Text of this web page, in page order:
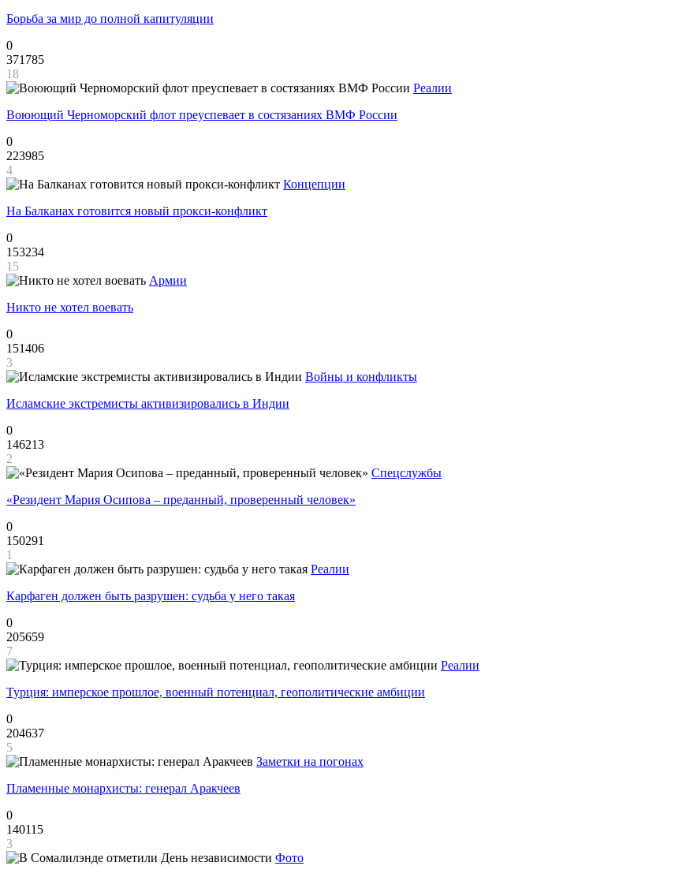
Борьба за мир до полной капитуляции
0
371785
18
Реалии
Воюющий Черноморский флот преуспевает в состязаниях ВМФ России
0
223985
4
Концепции
На Балканах готовится новый прокси-конфликт
0
153234
15
Армии
Никто не хотел воевать
0
151406
3
Войны и конфликты
Исламские экстремисты активизировались в Индии
0
146213
2
Спецслужбы
«Резидент Мария Осипова – преданный, проверенный человек»
0
150291
1
Реалии
Карфаген должен быть разрушен: судьба у него такая
0
205659
7
Реалии
Турция: имперское прошлое, военный потенциал, геополитические амбиции
0
204637
5
Заметки на погонах
Пламенные монархисты: генерал Аракчеев
0
140115
3
Фото